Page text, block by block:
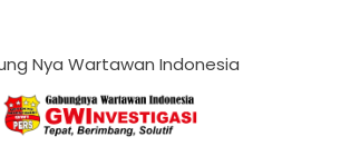
Nya Wartawan Indonesia